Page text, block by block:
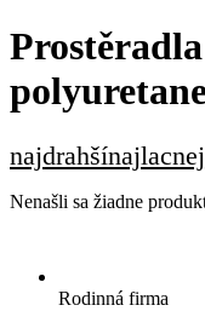
najdrahší
Nenašli sa žiadne
Rodinná firma